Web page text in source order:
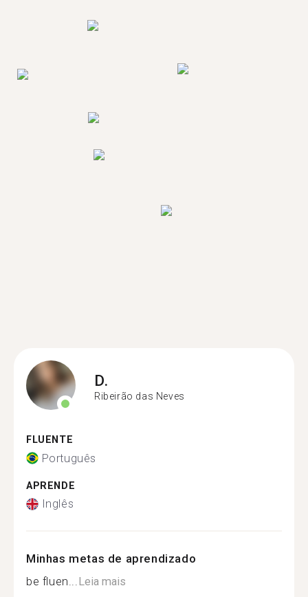
D.
Ribeirão das Neves
FLUENTE
Português
APRENDE
Inglês
Minhas metas de aprendizado
be fluen...Leia mais